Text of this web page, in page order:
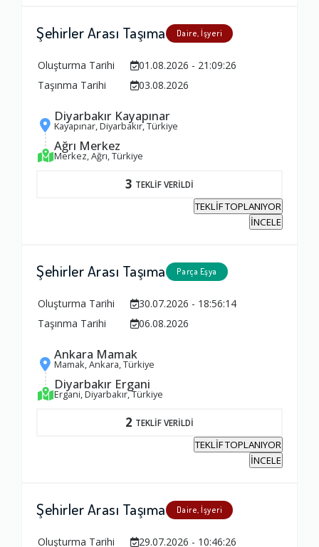
Şehirler Arası Taşıma Daire, İşyeri
Oluşturma Tarihi
01.08.2026 - 21:09:26
Taşınma Tarihi
03.08.2026
Diyarbakır Kayapınar
Kayapınar, Diyarbakır, Türkiye
Ağrı Merkez
Merkez, Ağrı, Türkiye
3 TEKLİF VERİLDİ
TEKLİF TOPLANIYOR
İNCELE
Şehirler Arası Taşıma Parça Eşya
Oluşturma Tarihi
30.07.2026 - 18:56:14
Taşınma Tarihi
06.08.2026
Ankara Mamak
Mamak, Ankara, Türkiye
Diyarbakır Ergani
Ergani, Diyarbakır, Türkiye
2 TEKLİF VERİLDİ
TEKLİF TOPLANIYOR
İNCELE
Şehirler Arası Taşıma Daire, İşyeri
Oluşturma Tarihi 29.07.2026 - 10:46:26